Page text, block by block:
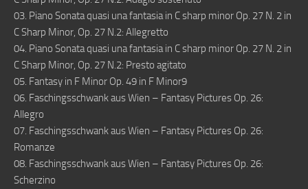
03. Piano Sonata quasi una fantasia in C sharp minor Op. 27 N. 2 in
C Sharp Minor, Op. 27 N.2: Allegretto
04. Piano Sonata quasi una fantasia in C sharp minor Op. 27 N. 2 in
C Sharp Minor, Op. 27 N.2: Presto agitato
05. Fantasy in F Minor Op. 49 in F Minor9
06. Faschingsschwank aus Wien – Fantasy Pictures Op. 26:
Allegro
07. Faschingsschwank aus Wien – Fantasy Pictures Op. 26:
Romanze
08. Faschingsschwank aus Wien – Fantasy Pictures Op. 26:
Scherzino